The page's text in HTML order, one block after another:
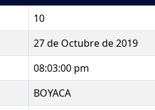
10
27 de Octubre de 2019
08:03:00 pm
BOYACA